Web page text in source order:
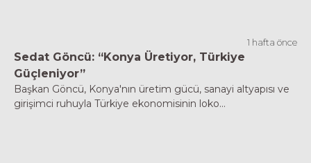
1 hafta önce
Sedat Göncü: “Konya Üretiyor, Türkiye
Güçleniyor”
Başkan Göncü, Konya'nın üretim gücü, sanayi altyapısı ve
girişimci ruhuyla Türkiye ekonomisinin loko...